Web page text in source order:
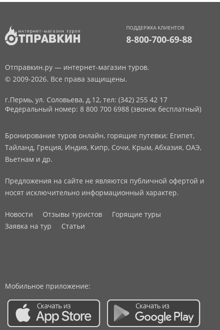
ПОДДЕРЖКА КЛИЕНТОВ
8-800-700-69-88
Отправкин.ру — интернет-магазин туров.
© 2009-2026. Все права защищены.
г.Пермь, ул. Соловьева, д.12, тел: (342) 255 42 17
Федеральный номер: 8 800 700 6988 (звонок бесплатный)
Бронирование туров онлайн, горящие путевки: Египет,
Тайланд, Греция, Индия, Кипр, Сочи, Крым, Абхазия, ОАЭ,
Вьетнам и др.
Предложения на сайте не являются публичной офертой и
носят исключительно информационный характер.
Новости Отзывы туристов
Горящие туры
Заявка на тур
Статьи
Мобильное приложение: